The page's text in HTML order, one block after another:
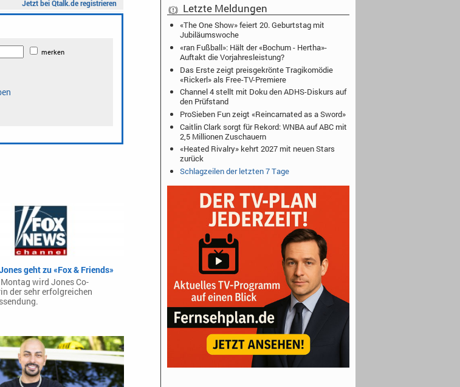
geht zu «Fox & Friends»
wird Jones Co-
der sehr erfolgreichen
Letzte Meldungen
«The One Show» feiert 20. Geburtstag mit
Jubiläumswoche
«ran Fußball»: Hält der «Bochum - Hertha»-
Auftakt die Vorjahresleistung?
Das Erste zeigt preisgekrönte Tragikomödie
«Rickerl» als Free-TV-Premiere
Channel 4 stellt mit Doku den ADHS-Diskurs auf
den Prüfstand
ProSieben Fun zeigt «Reincarnated as a Sword»
Caitlin Clark sorgt für Rekord: WNBA auf ABC mit
2,5 Millionen Zuschauern
«Heated Rivalry» kehrt 2027 mit neuen Stars
zurück
Schlagzeilen der letzten 7 Tage